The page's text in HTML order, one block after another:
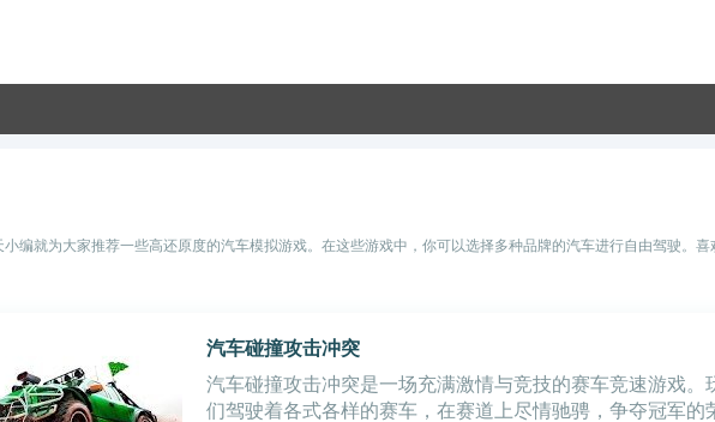
就为大家推荐一些高还原度的汽车模拟游戏。在这些游戏中，你可以选择多种品牌的汽车进行自由驾驶。喜
汽车碰撞攻击冲突
汽车碰撞攻击冲突是一场充满激情与竞技的赛车竞速游戏。
们驾驶着各式各样的赛车，在赛道上尽情驰骋，争夺冠军的